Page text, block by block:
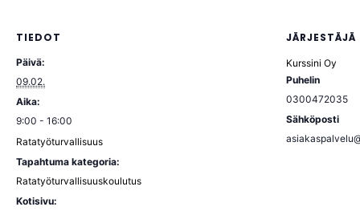
TIEDOT
Päivä:
09.02.
Aika:
9:00 - 16:00
Ratatyöturvallisuus
Tapahtuma kategoria:
Ratatyöturvallisuuskoulutus
Kotisivu:
JÄRJESTÄJÄ
Kurssini Oy
Puhelin
0300472035
Sähköposti